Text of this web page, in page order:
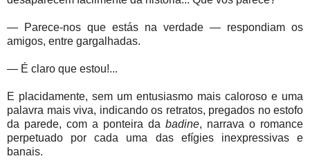
— Parece-nos que estás na verdade — respondiam os
amigos, entre gargalhadas.
— É claro que estou!...
E placidamente, sem um entusiasmo mais caloroso e uma
palavra mais viva, indicando os retratos, pregados no estofo
da parede, com a ponteira da badine, narrava o romance
perpetuado por cada uma das efígies inexpressivas e
banais.